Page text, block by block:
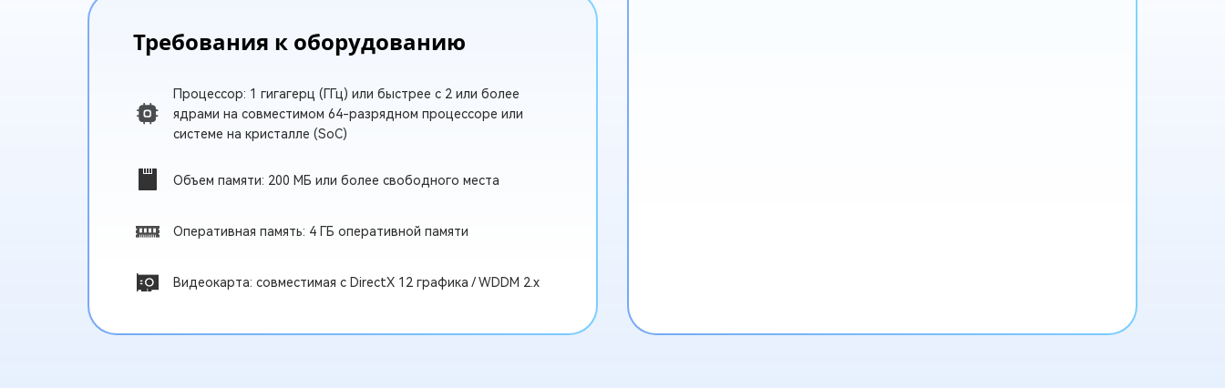
Требования к оборудованию
Процессор: 1 гигагерц (ГГц) или быстрее с 2 или более
ядрами на совместимом 64-разрядном процессоре или
системе на кристалле (SoC)
Объем памяти: 200 МБ или более свободного места
Оперативная память: 4 ГБ оперативной памяти
Видеокарта: совместимая с DirectX 12 графика / WDDM 2.x